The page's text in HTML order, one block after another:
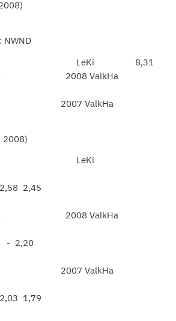
LeKi 8,31
2008 ValkHa
2007 ValkHa
2008)
Nyman LeKi
2,45
2008 ValkHa
2,20
2007 ValkHa
1,79